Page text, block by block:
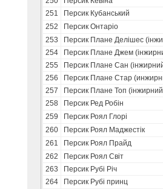
251
Персик Кубанський
252
Персик Онтаріо
253
Персик Плане Делішес
254
Персик Плане Джем
255
Персик Плане Сан
256
Персик Плане Стар
257
Персик Плане Топ
258
Персик Ред Робін
259
Персик Роял Глорі
260
Персик Роял Маджестік
261
Персик Роял Прайд
262
Персик Роял Світ
263
Персик Рубі Річ
264
Персик Рубі принц